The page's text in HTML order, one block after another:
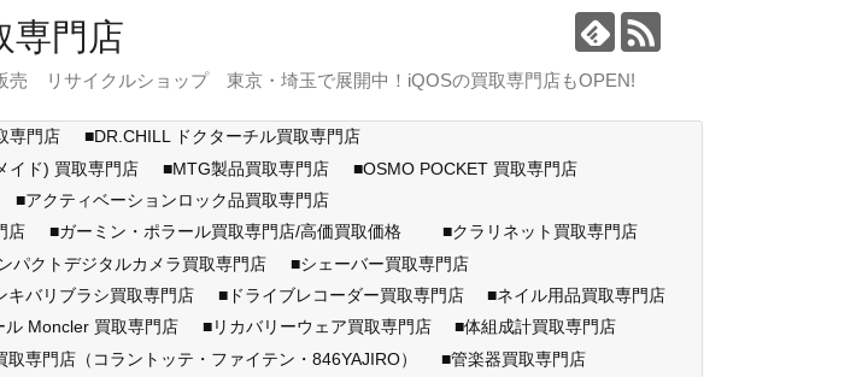
専門店
売 リサイクルショップ 東京・埼玉で展開中！iQOSの買取専門店もOPEN!
専門店
■DR.CHILL ドクターチル買取専門店
イド) 買取専門店 ■MTG製品買取専門店
■OSMO POCKET 買取専門店
■アクティベーションロック品買取専門店
店 ■ガーミン・ポラール買取専門店/高価買取価格
■クラリネット買取専門店
パクトデジタルカメラ買取専門店
■シェーバー買取専門店
キバリブラシ買取専門店 ■ドライブレコーダー買取専門店
■ネイル用品買取専門店
ル Moncler 買取専門店 ■リカバリーウェア買取専門店
■体組成計買取専門店
専門店（コラントッテ・ファイテン・846YAJIRO）
■管楽器買取専門店